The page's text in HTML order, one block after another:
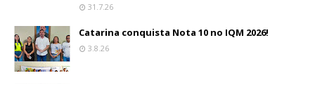
31.7.26
Catarina conquista Nota 10 no IQM 2026!
3.8.26